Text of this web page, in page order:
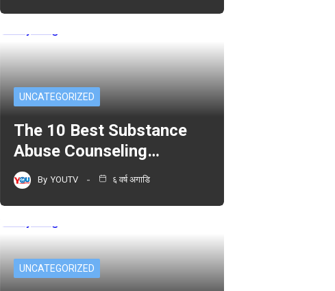
UNCATEGORIZED
The 10 Best Substance
Abuse Counseling…
By YOUTV ६ वर्ष अगाडि
UNCATEGORIZED